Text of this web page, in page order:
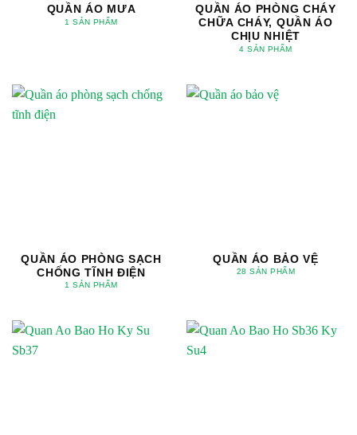
QUẦN ÁO MƯA
1 SẢN PHẨM
QUẦN ÁO PHÒNG CHÁY
CHỮA CHÁY, QUẦN ÁO
CHỊU NHIỆT
4 SẢN PHẨM
QUẦN ÁO PHÒNG SẠCH
CHỐNG TĨNH ĐIỆN
1 SẢN PHẨM
QUẦN ÁO BẢO VỆ
28 SẢN PHẨM